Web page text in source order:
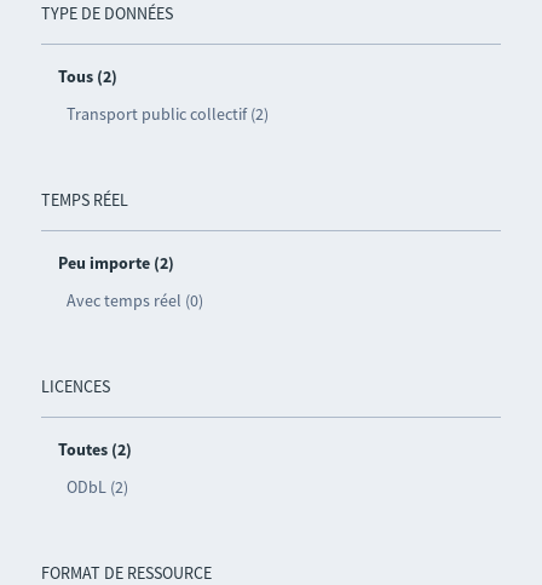
TYPE DE DONNÉES
Tous (2)
Transport public collectif (2)
TEMPS RÉEL
Peu importe (2)
Avec temps réel (0)
LICENCES
Toutes (2)
ODbL (2)
FORMAT DE RESSOURCE